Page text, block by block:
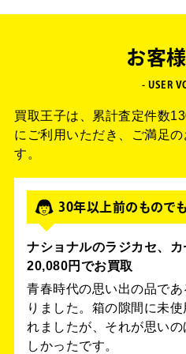
お客
- USER
買取王子は、累計査定件数
にご利用いただき、ご満足
す。
30年以上前のもので
ナショナルのラジカセ、
20,080円でお買取
青春時代の思い出の品で
りました。箱の隙間に未
れましたが、それが思い
しかったです。